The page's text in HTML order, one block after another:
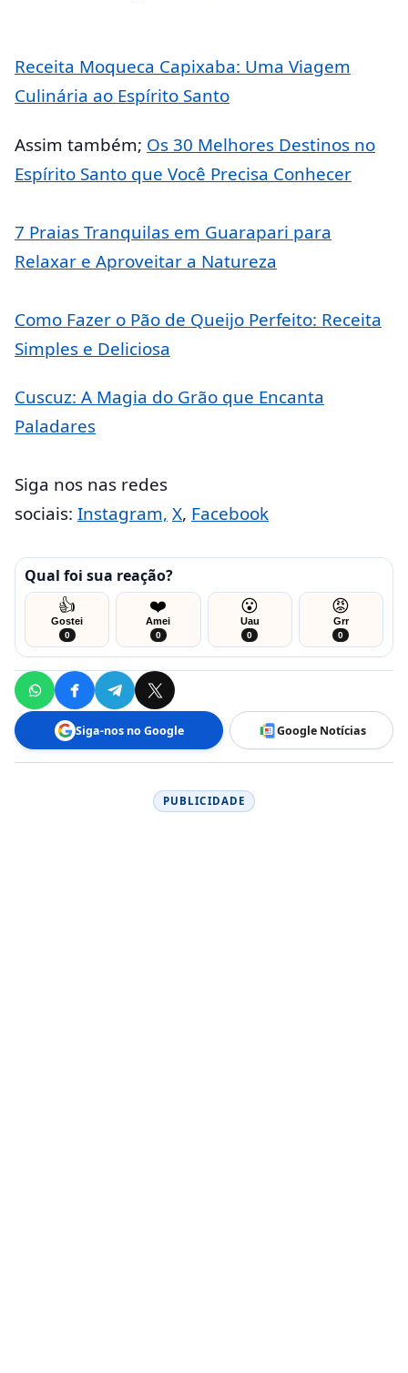
Receita Moqueca Capixaba: Uma Viagem
Culinária ao Espírito Santo
Assim também; Os 30 Melhores Destinos no
Espírito Santo que Você Precisa Conhecer
7 Praias Tranquilas em Guarapari para
Relaxar e Aproveitar a Natureza
Como Fazer o Pão de Queijo Perfeito: Receita
Simples e Deliciosa
Cuscuz: A Magia do Grão que Encanta
Paladares
Siga nos nas redes
sociais: Instagram, X, Facebook
Qual foi sua reação?
👍
Gostei
0
❤️
Amei
0
😮
Uau
0
😡
Grr
0
Siga-nos no Google Google Notícias
PUBLICIDADE